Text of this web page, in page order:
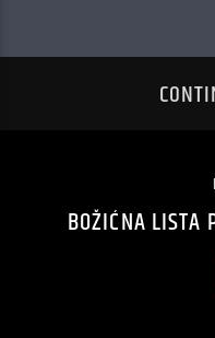
BOŽIĆNA LISTA